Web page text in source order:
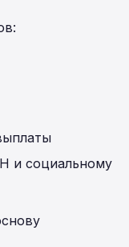
и социальному